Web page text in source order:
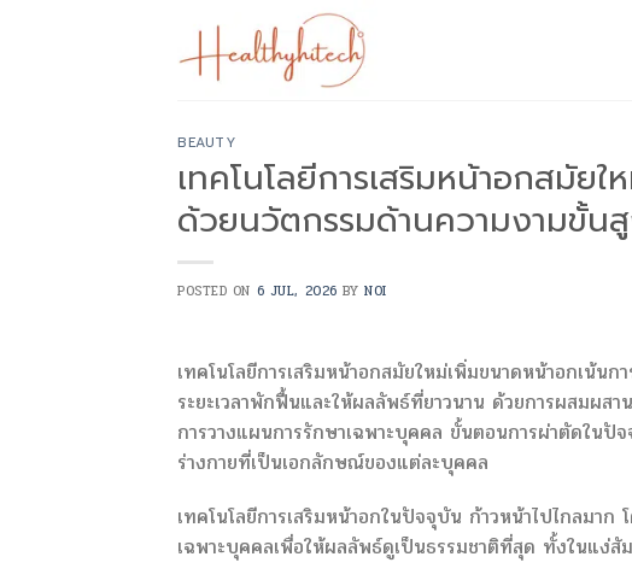
BEAUTY
เทคโนโลยีการเสริมหน้าอกสมัย
ด้วยนวัตกรรมด้านความงามขั้น
POSTED ON 6 JUL, 2026 BYNOI
เทคโนโลยีการเสริมหน้าอกสมัยใหม่เพิ่มขนาดหน้าอกเน้
ระยะเวลาพักฟื้นและให้ผลลัพธ์ที่ยาวนาน ด้วยการผสมผ
การวางแผนการรักษาเฉพาะบุคคล ขั้นตอนการผ่าตัดใน
ร่างกายที่เป็นเอกลักษณ์ของแต่ละบุคคล
เทคโนโลยีการเสริมหน้าอกในปัจจุบัน ก้าวหน้าไปไกลมา
เฉพาะบุคคลเพื่อให้ผลลัพธ์ดูเป็นธรรมชาติที่สุด ทั้งในแง่